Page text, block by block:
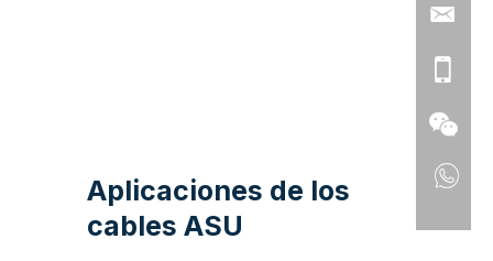
Aplicaciones de los
cables ASU